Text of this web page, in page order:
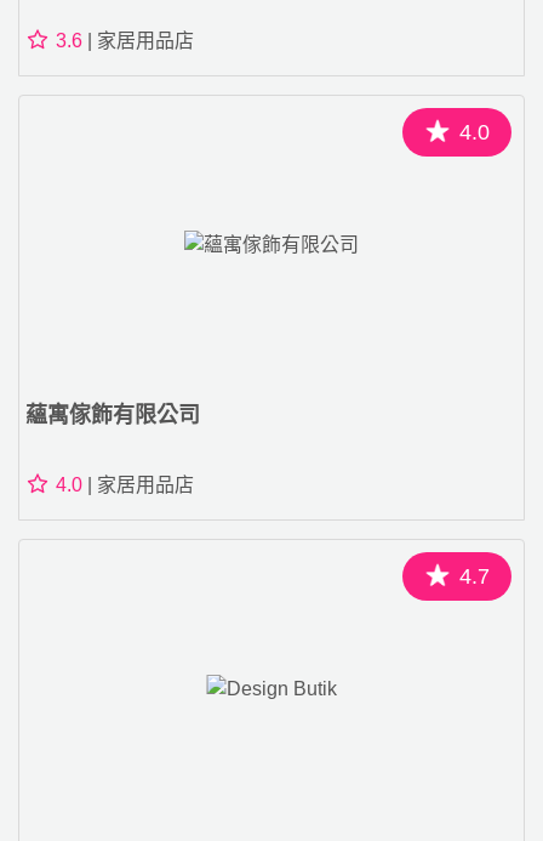
3.6 | 家居用品店
4.0
蘊寓傢飾有限公司
4.0 | 家居用品店
4.7